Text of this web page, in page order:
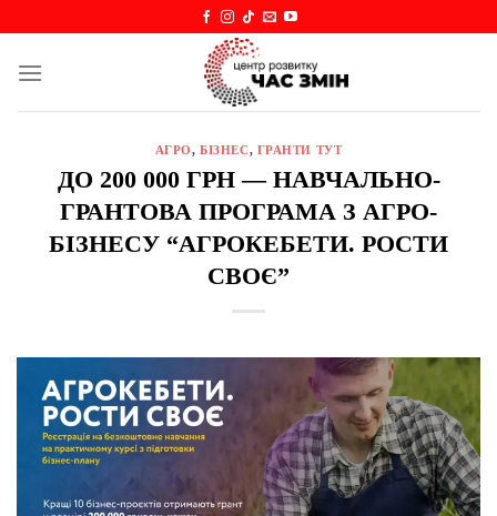
content
АГРО,БІЗНЕС, ГРАНТИ ТУТ
ДО 200 000 ГРН — НАВЧАЛЬНО-
ГРАНТОВА ПРОГРАМА З АГРО-
БІЗНЕСУ “АГРОКЕБЕТИ. РОСТИ
СВОЄ”